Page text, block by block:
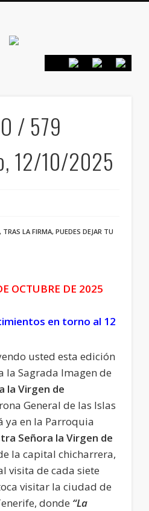
positivo
/ 579
12/10/2025
LA FIRMA, PUEDES DEJAR TU
OCTUBRE DE 2025
en torno al 12
usted esta edición
la Sagrada Imagen de
la Virgen de
General de las Islas
ya en la Parroquia
Señora la Virgen de
la capital chicharrera,
visita de cada siete
visitar la ciudad de
donde “La